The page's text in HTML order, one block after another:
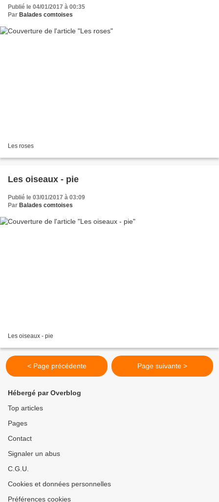
Publié le 04/01/2017 à 00:35
Par Balades comtoises
Les roses
Les oiseaux - pie
Publié le 03/01/2017 à 03:09
Par Balades comtoises
Les oiseaux - pie
< Page précédente Page suivante >
Hébergé par Overblog
Top articles
Pages
Contact
Signaler un abus
C.G.U.
Cookies et données personnelles
Préférences cookies